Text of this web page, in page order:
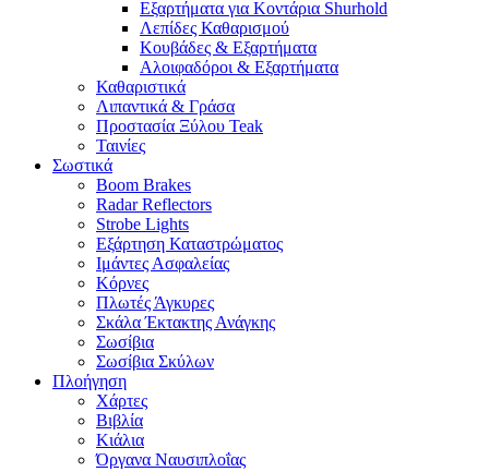
Εξαρτήματα για Κοντάρια Shurhold
Λεπίδες Καθαρισμού
Κουβάδες & Εξαρτήματα
Αλοιφαδόροι & Εξαρτήματα
Καθαριστικά
Λιπαντικά & Γράσα
Προστασία Ξύλου Teak
Ταινίες
Σωστικά
Boom Brakes
Radar Reflectors
Strobe Lights
Εξάρτηση Καταστρώματος
Ιμάντες Ασφαλείας
Κόρνες
Πλωτές Άγκυρες
Σκάλα Έκτακτης Ανάγκης
Σωσίβια
Σωσίβια Σκύλων
Πλοήγηση
Χάρτες
Βιβλία
Κιάλια
Όργανα Ναυσιπλοΐας